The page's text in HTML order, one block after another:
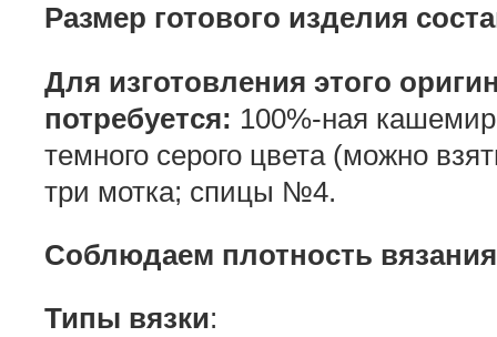
Размер готового изделия
Для изготовления этого
потребуется: 100%-ная
темного серого цвета (можно
три мотка; спицы №4.
Соблюдаем плотность
Типы вязки: